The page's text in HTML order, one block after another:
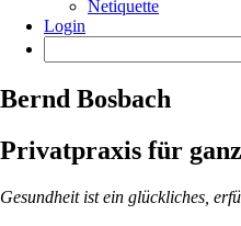
Netiquette
Login
Bernd Bosbach
Privatpraxis für
Gesundheit ist ein glückliches,